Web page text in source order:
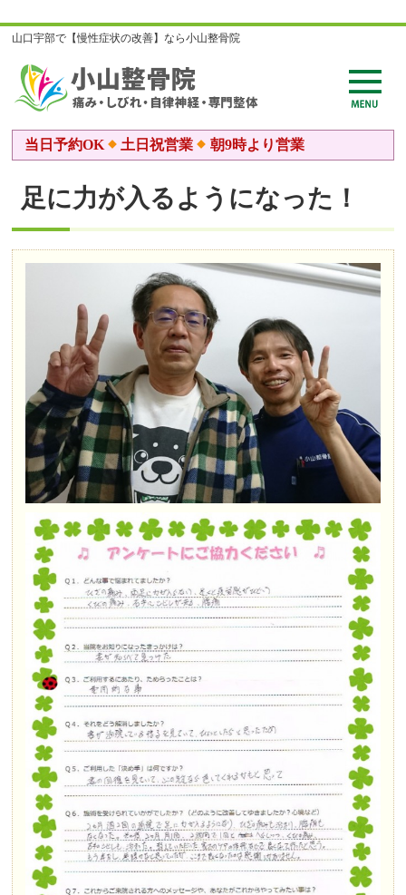
山口宇部で【慢性症状の改善】なら小山整骨院
当日予約OK 土日祝営業 朝9時より営業
足に力が入るようになった！